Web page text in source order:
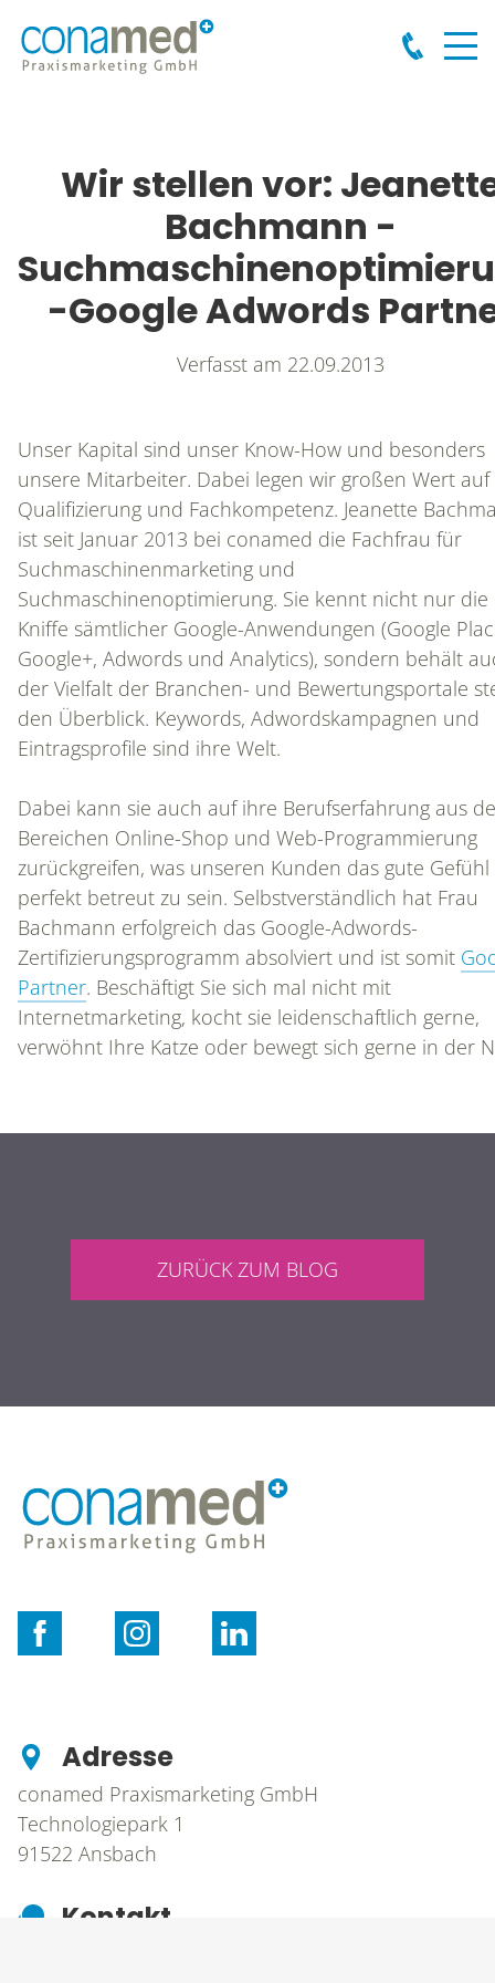
DAS IST CONAMED
REFERENZEN
PRAXISWEBSITE
SOCIAL MEDIA MARKETING
Wir stellen vor:
Bachmann -
-Google Adwords
Verfasst am 22.09.2013
Unser Kapital sind unser Know-How und besonders
unsere Mitarbeiter. Dabei legen wir großen Wert auf
Qualifizierung und Fachkompetenz. Jeanette
ist seit Januar 2013 bei conamed die Fachfrau für
Suchmaschinenmarketing und
Suchmaschinenoptimierung. Sie kennt nicht nur die
Kniffe sämtlicher Google-Anwendungen (Google
Google+, Adwords und Analytics), sondern behält
der Vielfalt der Branchen- und Bewertungsportale
den Überblick. Keywords, Adwordskampagnen und
Eintragsprofile sind ihre Welt.
Dabei kann sie auch auf ihre Berufserfahrung aus
Bereichen Online-Shop und Web-Programmierung
zurückgreifen, was unseren Kunden das gute Gefühl
perfekt betreut zu sein. Selbstverständlich hat Frau
Bachmann erfolgreich das Google-Adwords-
Zertifizierungsprogramm absolviert und ist somit
Partner. Beschäftigt Sie sich mal nicht mit
Internetmarketing, kocht sie leidenschaftlich gerne,
verwöhnt Ihre Katze oder bewegt sich gerne in der
ZURÜCK ZUM BLOG
Adresse
conamed Praxismarketing GmbH
Technologiepark 1
91522 Ansbach
Kontakt